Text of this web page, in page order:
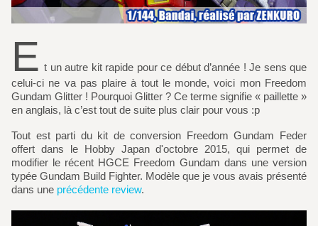
E t un autre kit rapide pour ce début d’année ! Je sens que
celui-ci ne va pas plaire à tout le monde, voici mon Freedom
Gundam Glitter ! Pourquoi Glitter ? Ce terme signifie « paillette »
en anglais, là c’est tout de suite plus clair pour vous :p
Tout est parti du kit de conversion Freedom Gundam Feder
offert dans le Hobby Japan d'octobre 2015, qui permet de
modifier le récent HGCE Freedom Gundam dans une version
typée Gundam Build Fighter. Modèle que je vous avais présenté
dans une précédente review.